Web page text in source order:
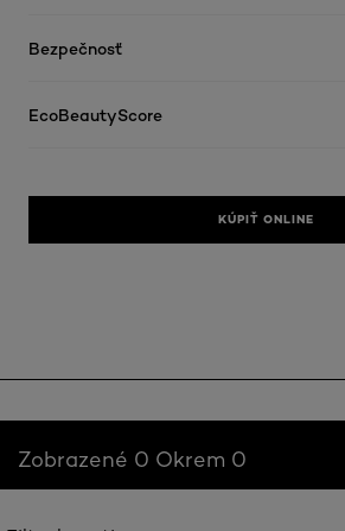
Bezpečnosť
EcoBeautyScore
KÚPIŤ ONLINE
Zobrazené 0 Okrem 0